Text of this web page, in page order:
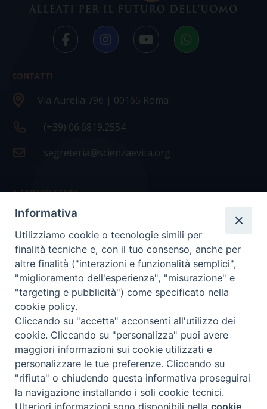
CONTATTI
Via Aurelia 796 | 00165 Roma
(+39) 06.6819.2554
segreteria@scienzaevita.org
IL CENTRO STUDI
La nostra storia
Statuto
Presidenza e ufficio presidenza
Consiglio scientifico
Coordinamento nazionale
COPYRIGHT Scienza & Vita - C.F96600690588- Tutti i
diritti -Privacy- Credits
Informativa
Utilizziamo cookie o tecnologie simili per
finalità tecniche e, con il tuo consenso, anche per
altre finalità ("interazioni e funzionalità semplici",
"miglioramento dell'esperienza", "misurazione" e
"targeting e pubblicità") come specificato nella
cookie policy.
Cliccando su "accetta" acconsenti all'utilizzo dei
cookie. Cliccando su "personalizza" puoi avere
maggiori informazioni sui cookie utilizzati e
personalizzare le tue preferenze. Cliccando su
"rifiuta" o chiudendo questa informativa proseguirai
la navigazione installando i soli cookie tecnici.